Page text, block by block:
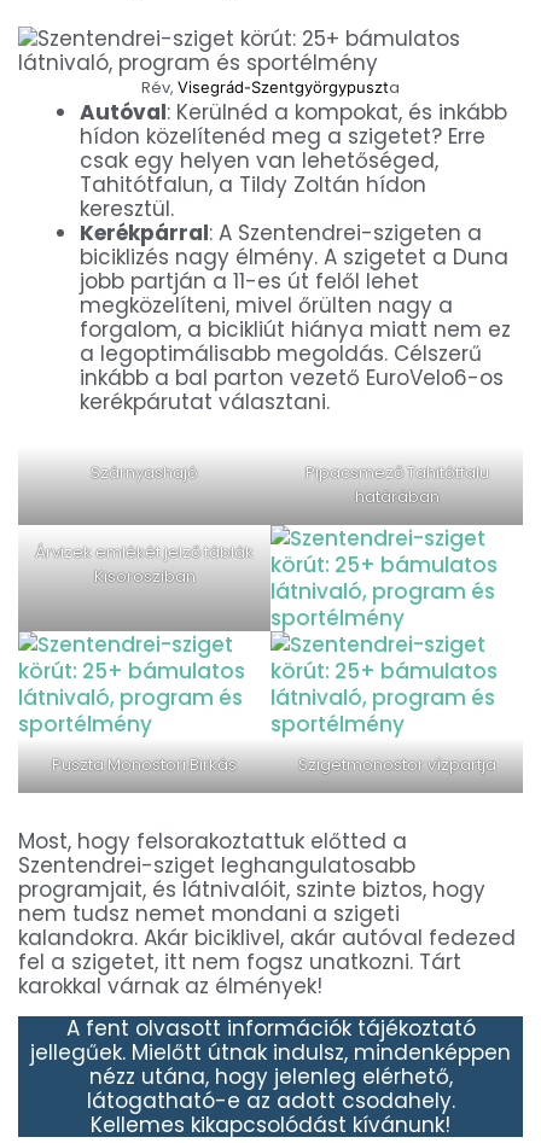
Rév, Visegrád-Szentgyörgypuszta
Autóval: Kerülnéd a kompokat, és inkább
hídon közelítenéd meg a szigetet? Erre
csak egy helyen van lehetőséged,
Tahitótfalun, a Tildy Zoltán hídon
keresztül.
Kerékpárral: A Szentendrei-szigeten a
biciklizés nagy élmény. A szigetet a Duna
jobb partján a 11-es út felől lehet
megközelíteni, mivel őrülten nagy a
forgalom, a bicikliút hiánya miatt nem ez
a legoptimálisabb megoldás. Célszerű
inkább a bal parton vezető EuroVelo6-os
kerékpárutat választani.
Szárnyashajó
Pipacsmező Tahitótfalu
határában
Árvizek emlékét jelző táblák
Kisorosziban
Puszta Monostori Birkás Szigetmonostor vízpartja
Most, hogy felsorakoztattuk előtted a
Szentendrei-sziget leghangulatosabb
programjait, és látnivalóit, szinte biztos, hogy
nem tudsz nemet mondani a szigeti
kalandokra. Akár biciklivel, akár autóval fedezed
fel a szigetet, itt nem fogsz unatkozni. Tárt
karokkal várnak az élmények!
A fent olvasott információk tájékoztató
jellegűek. Mielőtt útnak indulsz, mindenképpen
nézz utána, hogy jelenleg elérhető,
látogatható-e az adott csodahely.
Kellemes kikapcsolódást kívánunk!